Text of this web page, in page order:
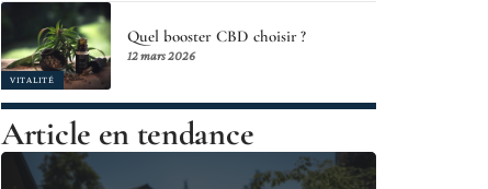
VITALITÉ
Quel booster CBD choisir ?
12 mars 2026
Article en tendance